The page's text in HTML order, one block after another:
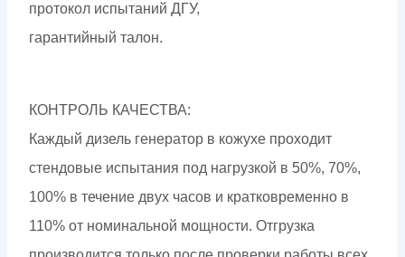
протокол испытаний ДГУ,
гарантийный талон.
КОНТРОЛЬ КАЧЕСТВА:
Каждый дизель генератор в кожухе проходит
стендовые испытания под нагрузкой в 50%, 70%,
100% в течение двух часов и кратковременно в
110% от номинальной мощности. Отгрузка